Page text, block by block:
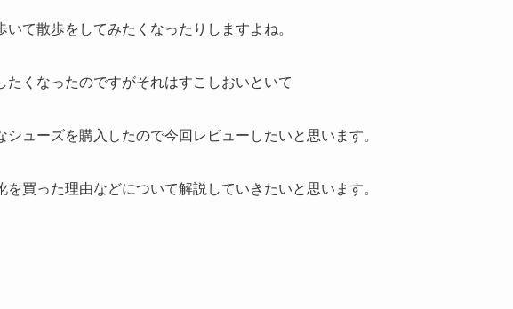
て散歩をしてみたくなったりしますよね。
くなったのですがそれはすこしおいといて
ューズを購入したので今回レビューしたいと思います。
買った理由などについて解説していきたいと思います。